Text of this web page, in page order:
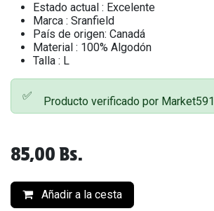
Estado actual : Excelente
Marca : Sranfield
País de origen: Canadá
Material : 100% Algodón
Talla : L
✅ Producto verificado por Market591
85,00 Bs.
Añadir a la cesta